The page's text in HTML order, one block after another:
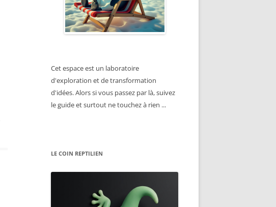
Cet espace est un laboratoire
d'exploration et de transformation
d'idées. Alors si vous passez par là, suivez
le guide et surtout ne touchez à rien ...
LE COIN REPTILIEN